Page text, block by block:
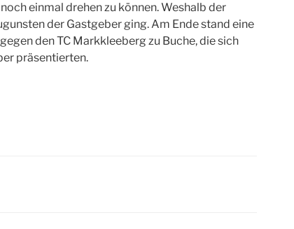
einmal drehen zu können. Weshalb der
der Gastgeber ging. Am Ende stand eine
den TC Markkleeberg zu Buche, die sich
präsentierten.